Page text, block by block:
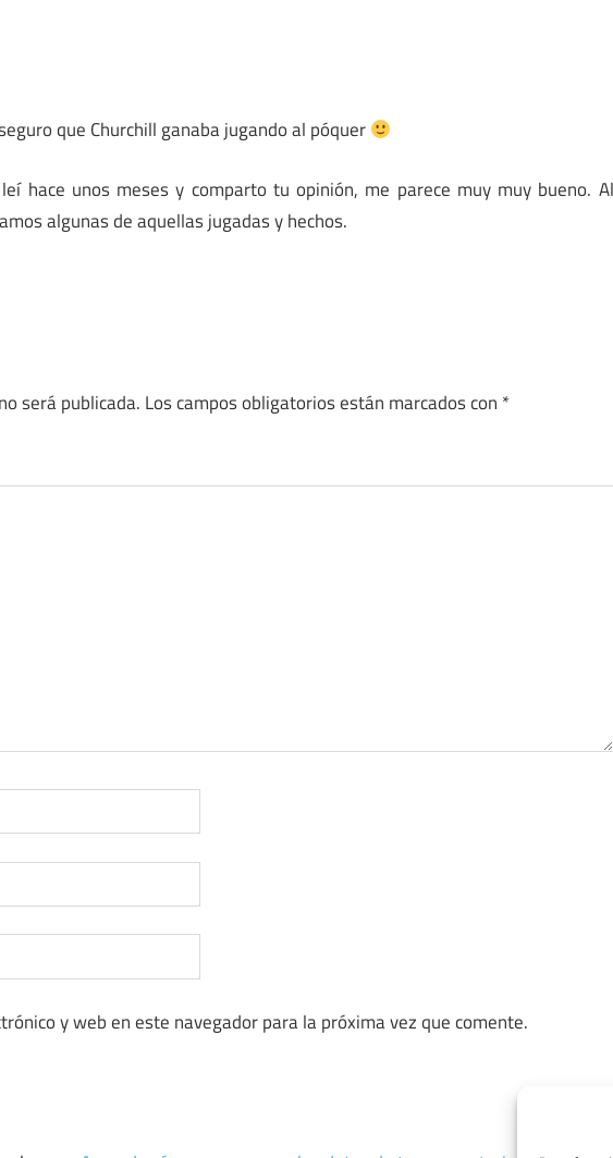
que Churchill ganaba jugando al póquer
hace unos meses y comparto tu opinión, me parece muy muy bueno. Al
algunas de aquellas jugadas y hechos.
será publicada. Los campos obligatorios están marcados con *
y web en este navegador para la próxima vez que comente.